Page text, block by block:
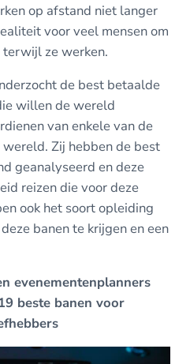
op afstand niet langer
voor veel mensen om
ze werken.
de best betaalde
willen de wereld
van enkele van de
Zij hebben de best
geanalyseerd en deze
reizen die voor deze
ook het soort opleiding
banen te krijgen en een
evenementenplanners
beste banen voor